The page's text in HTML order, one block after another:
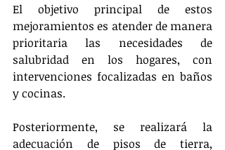
El objetivo principal de estos
mejoramientos es atender de manera
prioritaria las necesidades de
salubridad en los hogares, con
intervenciones focalizadas en baños
y cocinas.
Posteriormente, se realizará la
adecuación de pisos de tierra,